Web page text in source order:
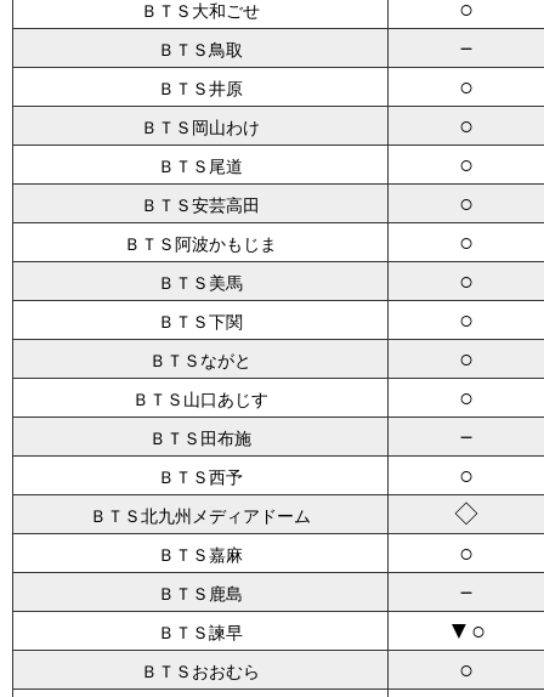
ＢＴＳ大和ごせ ○
ＢＴＳ鳥取 －
ＢＴＳ井原 ○
ＢＴＳ岡山わけ ○
ＢＴＳ尾道 ○
ＢＴＳ安芸高田 ○
ＢＴＳ阿波かもじま ○
ＢＴＳ美馬 ○
ＢＴＳ下関 ○
ＢＴＳながと ○
ＢＴＳ山口あじす ○
ＢＴＳ田布施 －
ＢＴＳ西予 ○
ＢＴＳ北九州メディアドーム ◇
ＢＴＳ嘉麻 ○
ＢＴＳ鹿島 －
ＢＴＳ諫早 ▼○
ＢＴＳおおむら ○